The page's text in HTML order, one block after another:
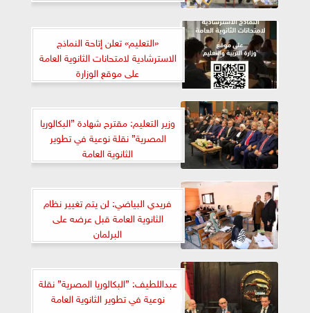
«التعليم» تعلن إتاحة النماذج
الاسترشادية لامتحانات الثانوية العامة
على موقع الوزارة
وزير التعليم: مقترح شهادة ”البكالوريا
المصرية” نقلة نوعية في تطوير
الثانوية العامة
فريدي البياضي: لن يتم تغيير نظام
الثانوية العامة قبل عرضه على
البرلمان
عبداللطيف: ”البكالوريا المصرية” نقلة
نوعية في تطوير الثانوية العامة